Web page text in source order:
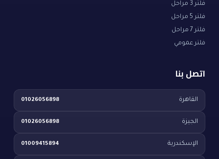
فلتر 3 مراحل
فلتر 5 مراحل
فلتر 7 مراحل
فلتر عمومي
اتصل بنا
القاهرة 01026056898
الجيزة 01026056898
الإسكندرية 01009415894